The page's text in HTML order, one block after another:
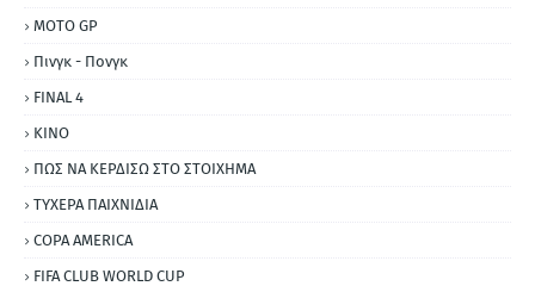
MOTO GP
Πινγκ - Πονγκ
FINAL 4
ΚΙΝΟ
ΠΩΣ ΝΑ ΚΕΡΔΙΣΩ ΣΤΟ ΣΤΟΙΧΗΜΑ
ΤΥΧΕΡΑ ΠΑΙΧΝΙΔΙΑ
COPA AMERICA
FIFA CLUB WORLD CUP